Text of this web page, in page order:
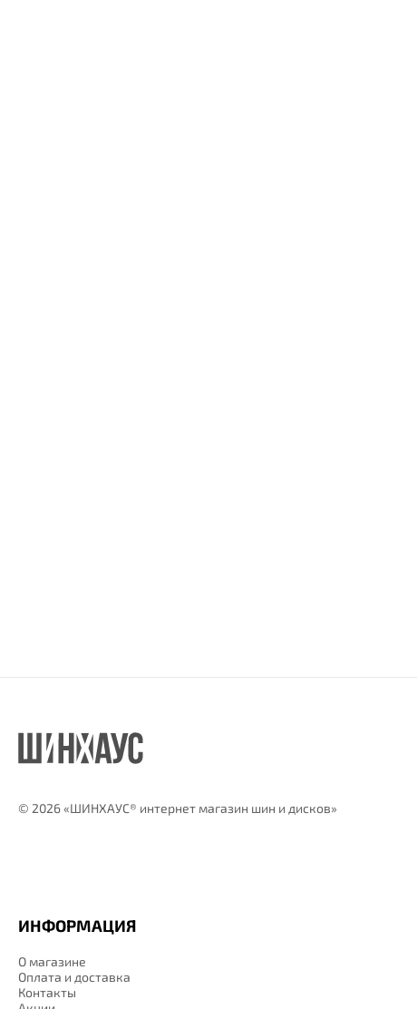
© 2026 «ШИНХАУС® интернет магазин шин и дисков»
ИНФОРМАЦИЯ
О магазине
Оплата и доставка
Контакты